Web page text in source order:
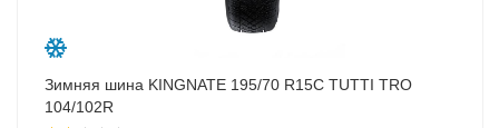
Зимняя шина KINGNATE 195/70 R15C TUTTI TRO
104/102R